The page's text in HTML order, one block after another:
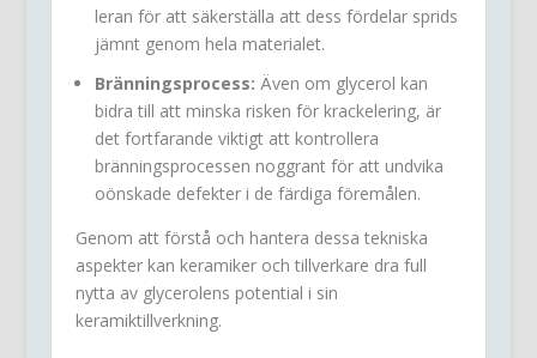
leran för att säkerställa att dess fördelar sprids
jämnt genom hela materialet.
Bränningsprocess: Även om glycerol kan
bidra till att minska risken för krackelering, är
det fortfarande viktigt att kontrollera
bränningsprocessen noggrant för att undvika
oönskade defekter i de färdiga föremålen.
Genom att förstå och hantera dessa tekniska
aspekter kan keramiker och tillverkare dra full
nytta av glycerolens potential i sin
keramiktillverkning.